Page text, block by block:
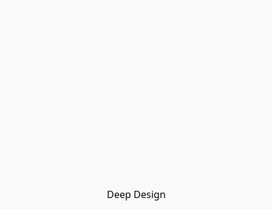
Deep Design